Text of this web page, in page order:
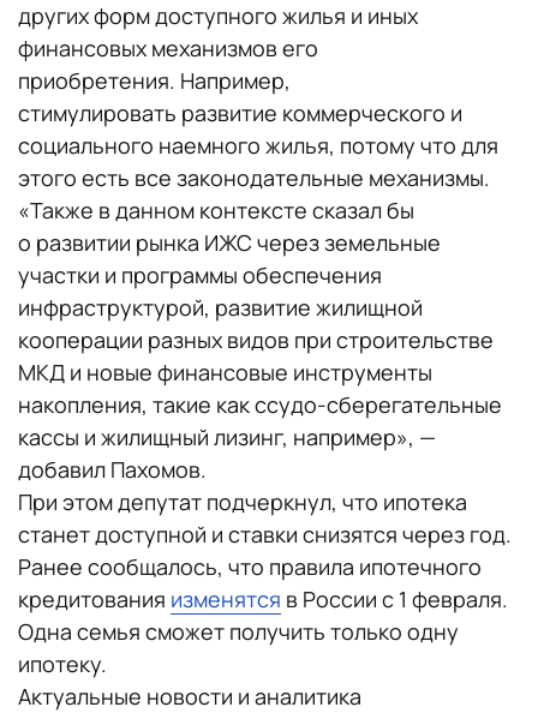
других форм доступного жилья и иных
финансовых механизмов его
приобретения. Например,
стимулировать развитие коммерческого и
социального наемного жилья, потому что для
этого есть все законодательные механизмы.
«Также в данном контексте сказал бы
о развитии рынка ИЖС через земельные
участки и программы обеспечения
инфраструктурой, развитие жилищной
кооперации разных видов при строительстве
МКД и новые финансовые инструменты
накопления, такие как ссудо-сберегательные
кассы и жилищный лизинг, например», —
добавил Пахомов.
При этом депутат подчеркнул, что ипотека
станет доступной и ставки снизятся через год.
Ранее сообщалось, что правила ипотечного
кредитования изменятся в России с 1 февраля.
Одна семья сможет получить только одну
ипотеку.
Актуальные новости и аналитика